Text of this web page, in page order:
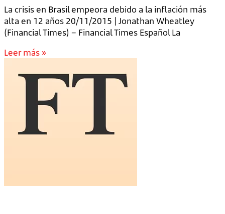
La crisis en Brasil empeora debido a la inflación más
alta en 12 años 20/11/2015 | Jonathan Wheatley
(Financial Times) – Financial Times Español La
Leer más »